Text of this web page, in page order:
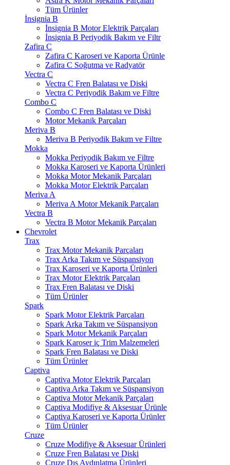
Tüm Ürünler
İnsignia B
İnsignia B Motor Elektrik Parçaları
İnsignia B Periyodik Bakım ve Filtr
Zafira C
Zafira C Karoseri ve Kaporta Ürünle
Zafira C Soğutma ve Radyatör
Vectra C
Vectra C Fren Balatası ve Diski
Vectra C Periyodik Bakım ve Filtre
Combo C
Combo C Fren Balatası ve Diski
Motor Mekanik Parçaları
Meriva B
Meriva B Periyodik Bakım ve Filtre
Mokka
Mokka Periyodik Bakım ve Filtre
Mokka Karoseri ve Kaporta Ürünleri
Mokka Motor Mekanik Parçaları
Mokka Motor Elektrik Parçaları
Meriva A
Meriva A Motor Mekanik Parçaları
Vectra B
Vectra B Motor Mekanik Parçaları
Chevrolet
Trax
Trax Motor Mekanik Parçaları
Trax Arka Takım ve Süspansiyon
Trax Karoseri ve Kaporta Ürünleri
Trax Motor Elektrik Parçaları
Trax Fren Balatası ve Diski
Tüm Ürünler
Spark
Spark Motor Elektrik Parçaları
Spark Arka Takım ve Süspansiyon
Spark Motor Mekanik Parçaları
Spark Karoser iç Trim Malzemeleri
Spark Fren Balatası ve Diski
Tüm Ürünler
Captiva
Captiva Motor Elektrik Parçaları
Captiva Arka Takım ve Süspansiyon
Captiva Motor Mekanik Parçaları
Captiva Modifiye & Aksesuar Ürünle
Captiva Karoseri ve Kaporta Ürünler
Tüm Ürünler
Cruze
Cruze Modifiye & Aksesuar Ürünleri
Cruze Fren Balatası ve Diski
Cruze Dış Aydınlatma Ürünleri